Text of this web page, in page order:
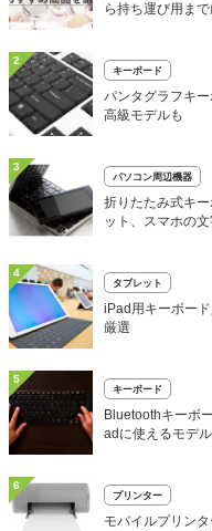
ら持ち運び用まで
2
キーボード
パンタグラフキ
高級モデルも
3
パソコン周辺機器
折りたたみ式キ
ット、スマホの
4
タブレット
iPad用キーボー
厳選
5
キーボード
Bluetoothキーボ
adに使えるモデ
6
プリンター
モバイルプリン